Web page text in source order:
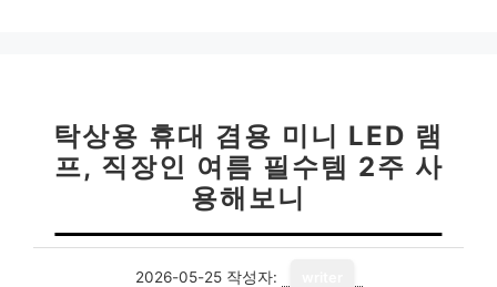
탁상용 휴대 겸용 미니 LED 램
프, 직장인 여름 필수템 2주 사
용해보니
2026-05-25 작성자: